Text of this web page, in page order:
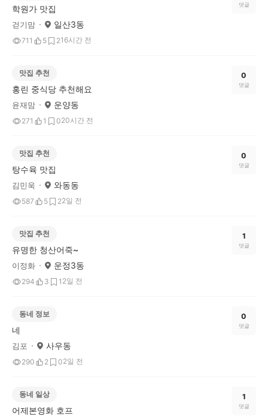
학원가 맛집
걷기맘 일산3동
711 5 216시간 전
댓글
맛집 추천
홍린 중식당 추천해요
윤재맘 운양동
271 1 020시간 전
0
댓글
맛집 추천
탕수육 맛집
김민욱 와동동
587 5 22일 전
0
댓글
맛집 추천
유명한 청산어죽~
이정화 운정3동
294 3 1 2일 전
1
댓글
동네 정보
네
김포 사우동
290 2 02일 전
0
댓글
동네 일상
어제본영화 호프
1
댓글